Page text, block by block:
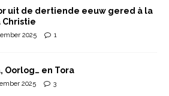
uit de dertiende eeuw gered à la
Christie
2025 1
Oorlog… en Tora
2025 3